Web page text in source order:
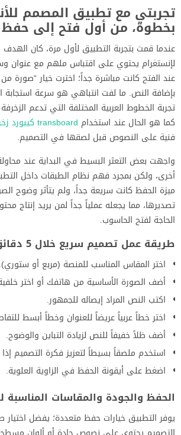
تجربتي مع تطبيق المصمم
بخطوة، من أول فتح إلى حفظ
عندما قمت بتجربة التطبيق لأول مرة، كان
لإنستغرام يحتوي على اقتباس ملهم مع عنوان
عند الفتح كانت مباشرة جداً؛ اخترت خيار “صورة
بإضافة النص. ما لفت انتباهي هو سرعة استجابة
تجربة الخطوط العربية المختلفة التي تدعم
كما هو الحال عند استخدام transboard كيبورد زخرفة
فنية على النصوص قبل لصقها في التصميم.
أخرى، ولكن بمجرد فهم نظام الطبقات داخل
ميزة الحفظ كانت سريعة جداً، ولم يتأثر وضوح
تصديرها، مما يجعله عملياً جداً لمن يريد إنتاج
الحاجة لفتح الحاسوب.
طريقة عمل تصميم سريع خلال 5 دقائق
اختر المقاس المناسب للمنصة (مربع أو ستوري).
أضف الصورة الأساسية من هاتفك أو اختر
اكتب النص المراد إيصاله للجمهور.
اختر خطاً عربياً عريضاً للعنوان وخطاً أبسط
أضف ظلاً خفيفاً للنص لزيادة التباين والوضوح.
استخدم ملصقاً بسيطاً لتعزيز فكرة التصميم إذا
اضغط على أيقونة الحفظ في الزاوية العلوية.
الحفظ والجودة والمقاسات